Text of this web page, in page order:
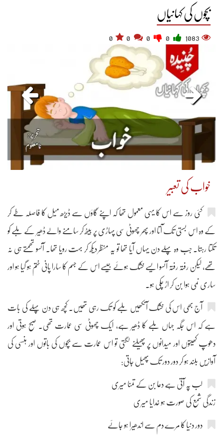
بچوں کی کہانیاں
1083
0
خواب کی تعبیر
کئی روز سے اس کا یہی معمول تھا کہ اپنے گاؤں سے ڈیڑھ میل کا فاصلہ طے کر
کے وہ اس بستی تک آتا اور پھر چھوٹی سی پہاڑی پر بیٹھ کر سامنے والے ڈھیر کے ملبے کو
تکتا رہتا۔ جب وہ پہلے دن یہاں آیا تھا تو یہ منظر دیکھ کر بہت رویا تھا۔ آنسو تھمتے ہی نہ
تھے، لیکن رفتہ رفتہ آنسو ایسے خشک ہوئے جیسے اس کے جسم کا سارا پانی ختم ہو گیا ہو اور
ساری نمی ہوا بن کر اڑ چکی ہو۔
آج بھی اس کی خشک آنکھیں ملبے کو تک رہی تھیں۔ کچھ ہی دن پہلے کی بات
ہے کہ اس جگہ جہاں ملبے کا ڈھیر ہے، ایک چھوٹی سی عمارت تھی۔ صبح ہوتی اور
دھوپ کھیتوں اور میدانوں پر پھیلنے لگتی تو اس عمارت سے بچوں کی باتوں اور ہنسی کی
آوازیں بلند ہو کر دور دور تک پھیل جاتی:
لب پہ آتی ہے دعا بن کے تمنا میری
زندگی شمع کی صورت ہو خدایا میری
دور دنیا کا مرے دم سے اندھیرا ہو جائے